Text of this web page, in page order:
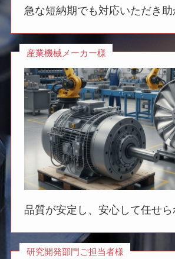
急な短納期でも対応いただき
産業機械メーカー様
品質が安定し、安心して任せら
研究開発部門ご担当者様